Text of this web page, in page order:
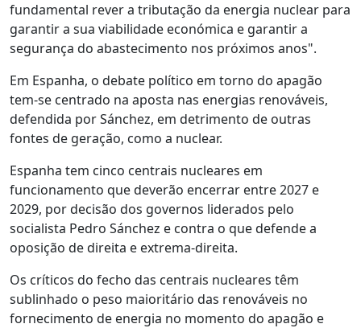
fundamental rever a tributação da energia nuclear para
garantir a sua viabilidade económica e garantir a
segurança do abastecimento nos próximos anos".
Em Espanha, o debate político em torno do apagão
tem-se centrado na aposta nas energias renováveis,
defendida por Sánchez, em detrimento de outras
fontes de geração, como a nuclear.
Espanha tem cinco centrais nucleares em
funcionamento que deverão encerrar entre 2027 e
2029, por decisão dos governos liderados pelo
socialista Pedro Sánchez e contra o que defende a
oposição de direita e extrema-direita.
Os críticos do fecho das centrais nucleares têm
sublinhado o peso maioritário das renováveis no
fornecimento de energia no momento do apagão e